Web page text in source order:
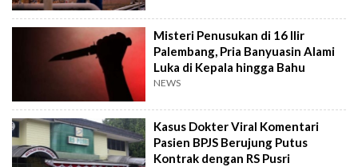
Misteri Penusukan di 16 Ilir
Palembang, Pria Banyuasin Alami
Luka di Kepala hingga Bahu
NEWS
Kasus Dokter Viral Komentari
Pasien BPJS Berujung Putus
Kontrak dengan RS Pusri